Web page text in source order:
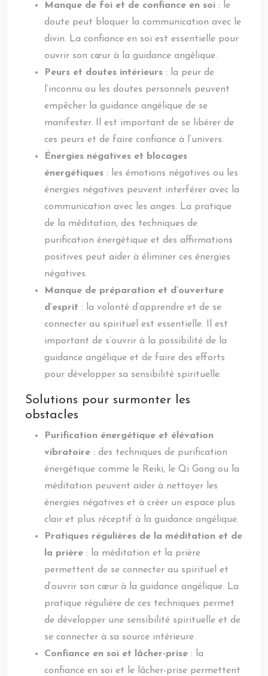
Manque de foi et de confiance en soi : le
doute peut bloquer la communication avec le
divin. La confiance en soi est essentielle pour
ouvrir son cœur à la guidance angélique.
Peurs et doutes intérieurs : la peur de
l’inconnu ou les doutes personnels peuvent
empêcher la guidance angélique de se
manifester. Il est important de se libérer de
ces peurs et de faire confiance à l’univers.
Énergies négatives et blocages
énergétiques : les émotions négatives ou les
énergies négatives peuvent interférer avec la
communication avec les anges. La pratique
de la méditation, des techniques de
purification énergétique et des affirmations
positives peut aider à éliminer ces énergies
négatives.
Manque de préparation et d’ouverture
d’esprit : la volonté d’apprendre et de se
connecter au spirituel est essentielle. Il est
important de s’ouvrir à la possibilité de la
guidance angélique et de faire des efforts
pour développer sa sensibilité spirituelle.
Solutions pour surmonter les
obstacles
Purification énergétique et élévation
vibratoire : des techniques de purification
énergétique comme le Reiki, le Qi Gong ou la
méditation peuvent aider à nettoyer les
énergies négatives et à créer un espace plus
clair et plus réceptif à la guidance angélique.
Pratiques régulières de la méditation et de
la prière : la méditation et la prière
permettent de se connecter au spirituel et
d’ouvrir son cœur à la guidance angélique. La
pratique régulière de ces techniques permet
de développer une sensibilité spirituelle et de
se connecter à sa source intérieure.
Confiance en soi et lâcher-prise : la
confiance en soi et le lâcher-prise permettent